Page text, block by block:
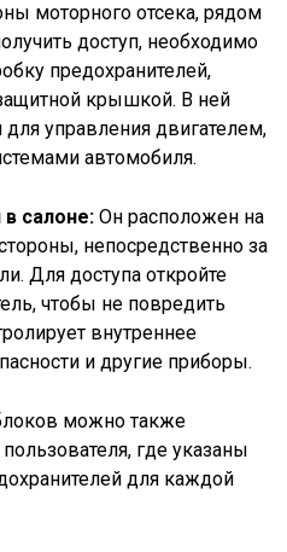
моторного отсека, рядом
доступ, необходимо
предохранителей,
крышкой. В ней
для управления двигателем,
автомобиля.
в салоне: Он расположен на
непосредственно за
Для доступа откройте
чтобы не повредить
внутреннее
и другие приборы.
можно также
где указаны
для каждой